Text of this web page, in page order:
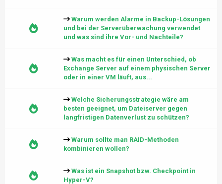
Warum werden Alarme in Backup-Lösungen
und bei der Serverüberwachung verwendet
und was sind ihre Vor- und Nachteile?
Was macht es für einen Unterschied, ob
Exchange Server auf einem physischen Server
oder in einer VM läuft, aus...
Welche Sicherungsstrategie wäre am
besten geeignet, um Dateiserver gegen
langfristigen Datenverlust zu schützen?
Warum sollte man RAID-Methoden
kombinieren wollen?
Was ist ein Snapshot bzw. Checkpoint in
Hyper-V?